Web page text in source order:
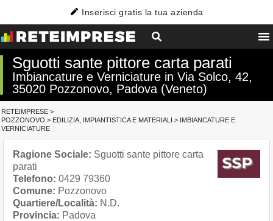
Inserisci gratis la tua azienda
Sguotti sante pittore carta parati
Imbiancature e Verniciature in Via Solco, 42,
35020 Pozzonovo, Padova (Veneto)
RETEIMPRESE >
POZZONOVO > EDILIZIA, IMPIANTISTICA E MATERIALI > IMBIANCATURE E
VERNICIATURE
Ragione Sociale: Sguotti sante pittore carta
parati
Telefono: 0429 79360
Comune: Pozzonovo
Quartiere/Località: N.D.
Provincia: Padova